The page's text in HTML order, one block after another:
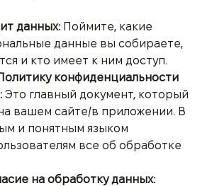
данных:Поймите, какие
данные вы собираете,
и кто имеет к ним доступ.
конфиденциальности
Это главный документ, который
вашем сайте/в приложении. В
и понятным языком
все об обработке
на обработку данных: